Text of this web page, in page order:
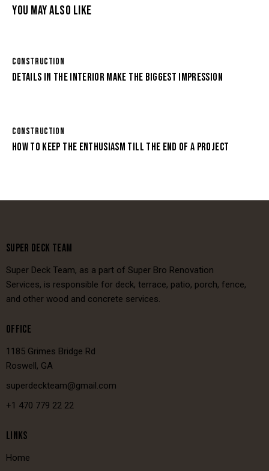
YOU MAY ALSO LIKE
CONSTRUCTION
DETAILS IN THE INTERIOR MAKE THE BIGGEST IMPRESSION
CONSTRUCTION
HOW TO KEEP THE ENTHUSIASM TILL THE END OF A PROJECT
SUPER DECK TEAM
Super Deck Team, as a part of Super Bro Renovation
Services, is responsible for deck, terrace, patio, porch, fence,
and other wood and concrete services.
OFFICE
1185 Grimes Bridge Rd
Roswell, GA
superdeckteam@gmail.com
+1 470 779 22 22
LINKS
Home